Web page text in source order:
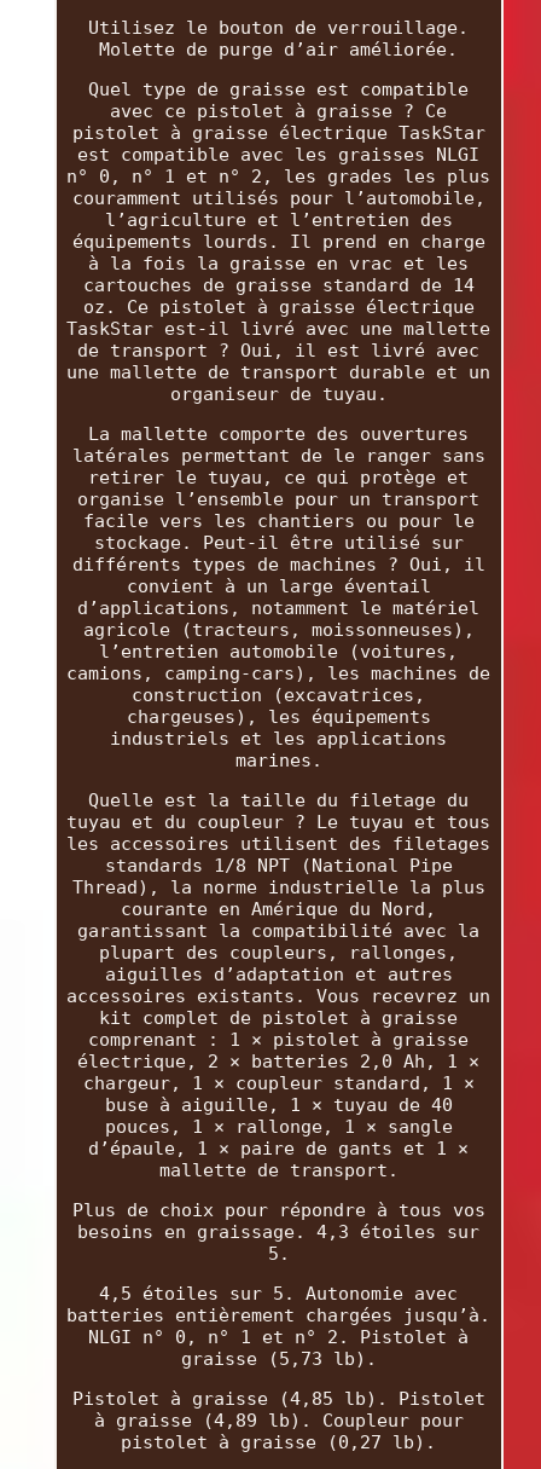
Utilisez le bouton de verrouillage.
Molette de purge d’air améliorée.
Quel type de graisse est compatible
avec ce pistolet à graisse ? Ce
pistolet à graisse électrique TaskStar
est compatible avec les graisses NLGI
n° 0, n° 1 et n° 2, les grades les plus
couramment utilisés pour l’automobile,
l’agriculture et l’entretien des
équipements lourds. Il prend en charge
à la fois la graisse en vrac et les
cartouches de graisse standard de 14
oz. Ce pistolet à graisse électrique
TaskStar est-il livré avec une mallette
de transport ? Oui, il est livré avec
une mallette de transport durable et un
organiseur de tuyau.
La mallette comporte des ouvertures
latérales permettant de le ranger sans
retirer le tuyau, ce qui protège et
organise l’ensemble pour un transport
facile vers les chantiers ou pour le
stockage. Peut-il être utilisé sur
différents types de machines ? Oui, il
convient à un large éventail
d’applications, notamment le matériel
agricole (tracteurs, moissonneuses),
l’entretien automobile (voitures,
camions, camping-cars), les machines de
construction (excavatrices,
chargeuses), les équipements
industriels et les applications
marines.
Quelle est la taille du filetage du
tuyau et du coupleur ? Le tuyau et tous
les accessoires utilisent des filetages
standards 1/8 NPT (National Pipe
Thread), la norme industrielle la plus
courante en Amérique du Nord,
garantissant la compatibilité avec la
plupart des coupleurs, rallonges,
aiguilles d’adaptation et autres
accessoires existants. Vous recevrez un
kit complet de pistolet à graisse
comprenant : 1 × pistolet à graisse
électrique, 2 × batteries 2,0 Ah, 1 ×
chargeur, 1 × coupleur standard, 1 ×
buse à aiguille, 1 × tuyau de 40
pouces, 1 × rallonge, 1 × sangle
d’épaule, 1 × paire de gants et 1 ×
mallette de transport.
Plus de choix pour répondre à tous vos
besoins en graissage. 4,3 étoiles sur
5.
4,5 étoiles sur 5. Autonomie avec
batteries entièrement chargées jusqu’à.
NLGI n° 0, n° 1 et n° 2. Pistolet à
graisse (5,73 lb).
Pistolet à graisse (4,85 lb). Pistolet
à graisse (4,89 lb). Coupleur pour
pistolet à graisse (0,27 lb).